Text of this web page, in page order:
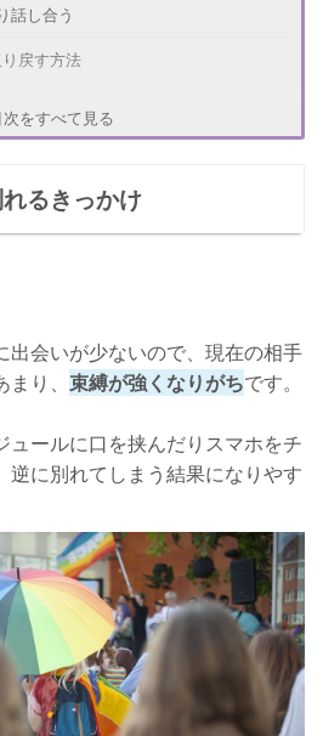
話し合う
戻す方法
の場合も…
るしかない
次をすべて見る
るきっかけ
出会いが少ないので、現在の相手
り、 束縛が強くなりがちです。
ュールに口を挟んだりスマホをチ
逆に別れてしまう結果になりやす